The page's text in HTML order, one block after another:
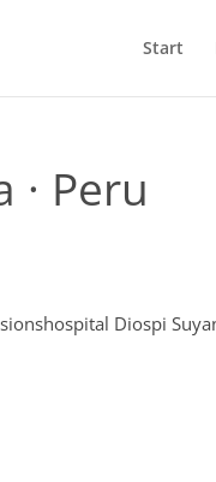
Start
· Peru
Diospi